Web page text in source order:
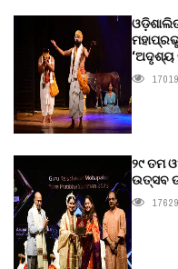
‘ଅଦୃଶ୍ୟ
17019
୨୯ ତମ
ଉତ୍ସବ
17629